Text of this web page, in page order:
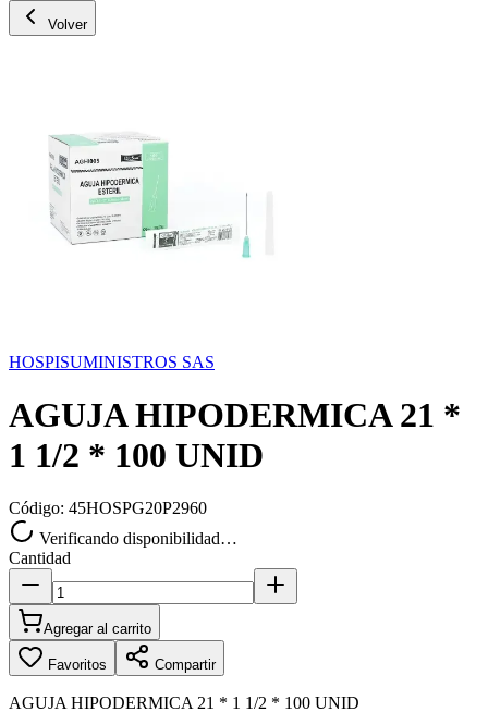
Volver
HOSPISUMINISTROS SAS
AGUJA HIPODERMICA 21 *
1 1/2 * 100 UNID
Código: 45HOSPG20P2960
Verificando disponibilidad…
Cantidad
Agregar al carrito
Favoritos Compartir
AGUJA HIPODERMICA 21 * 1 1/2 * 100 UNID